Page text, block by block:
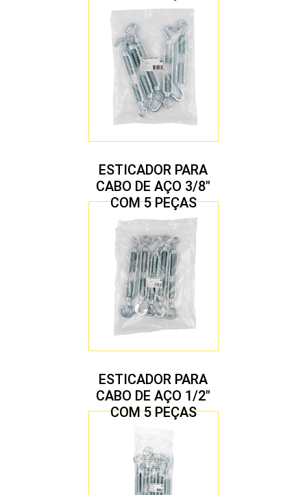
ESTICADOR PARA
CABO DE AÇO 3/8″
COM 5 PEÇAS
ESTICADOR PARA
CABO DE AÇO 1/2″
COM 5 PEÇAS